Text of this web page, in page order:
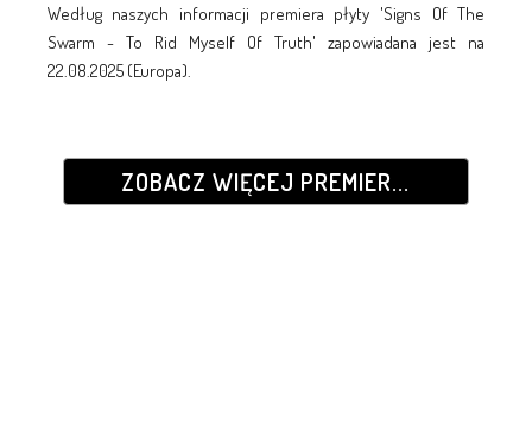
Według naszych informacji premiera płyty 'Signs Of The
Swarm - To Rid Myself Of Truth' zapowiadana jest na
22.08.2025 (Europa).
ZOBACZ WIĘCEJ PREMIER...